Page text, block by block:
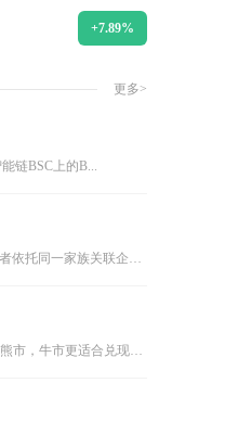
+7.89%
更多>
链BSC上的B...
NFT币和特朗普存在深度商业关联，二者依托同一家族关联企业打...
长期投资视角下，币圈最佳买入窗口是熊市，牛市更适合兑现利润而...